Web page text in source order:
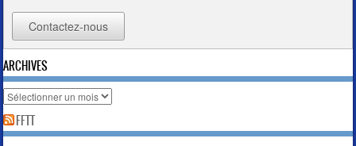
Contactez-nous
ARCHIVES
FFTT